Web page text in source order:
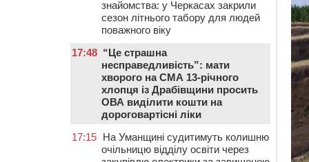
знайомства: у Черкасах закрили
сезон літнього табору для людей
поважного віку
17:48 “Це страшна
несправедливість”: мати
хворого на СМА 13-річного
хлопця із Драбівщини просить
ОВА виділити кошти на
дороговартісні ліки
17:15 На Уманщині судитимуть колишню
очільницю відділу освіти через